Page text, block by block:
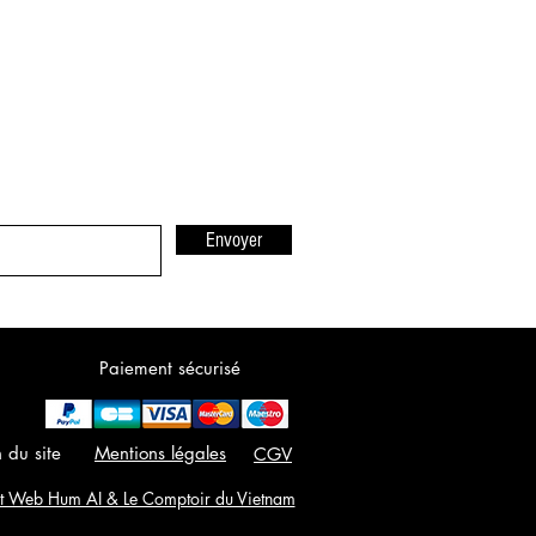
Envoyer
Paiement sécurisé
Hum AI & Le Comptoir du Vietnam
du site Mentions légales CGV